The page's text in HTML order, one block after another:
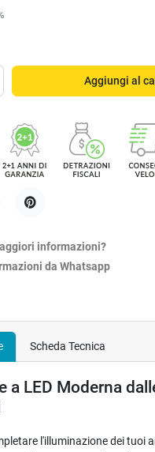
Aggiungi al
informazioni?
da Whatsapp
Scheda Tecnica
a LED Moderna
l'illuminazione dei tuoi